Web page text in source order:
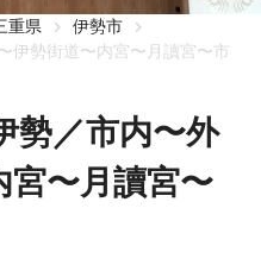
重県
伊勢市
伊勢街道〜内宮〜月讀宮〜市
勢／市内〜外
宮〜月讀宮〜